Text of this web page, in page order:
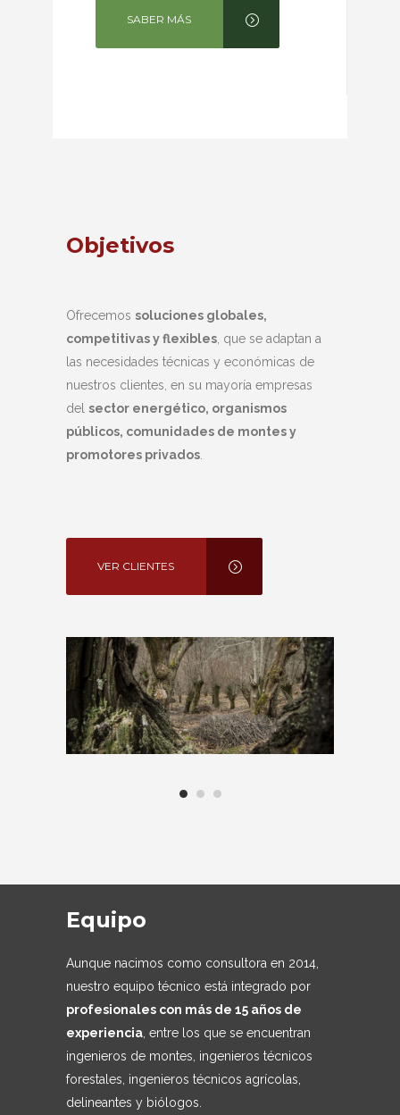
SABER MÁS
Objetivos
Ofrecemos soluciones globales,
competitivas y flexibles , que se adaptan a
las necesidades técnicas y económicas de
nuestros clientes, en su mayoría empresas
del sector energético, organismos
públicos, comunidades de montes y
promotores privados
VER CLIENTES
Equipo
Aunque nacimos como consultora en 2014,
nuestro equipo técnico está integrado por
profesionales con más de 15 años de
experiencia , entre los que se encuentran
ingenieros de montes, ingenieros técnicos
forestales, ingenieros técnicos agrícolas,
delineantes y biólogos.